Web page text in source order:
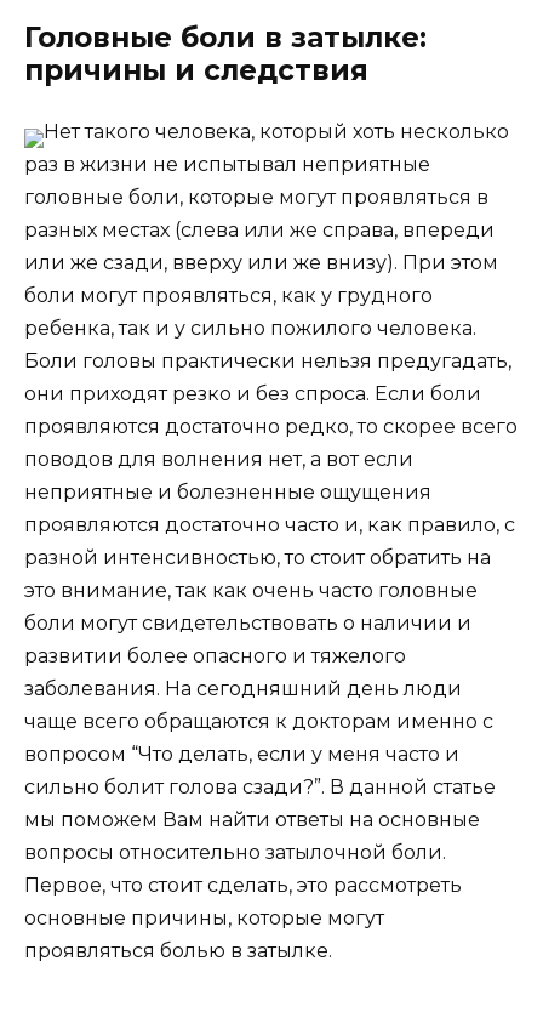
Головные боли в затылке:
причины и следствия
Нет такого человека, который хоть несколько
раз в жизни не испытывал неприятные
головные боли, которые могут проявляться в
разных местах (слева или же справа, впереди
или же сзади, вверху или же внизу). При этом
боли могут проявляться, как у грудного
ребенка, так и у сильно пожилого человека.
Боли головы практически нельзя предугадать,
они приходят резко и без спроса. Если боли
проявляются достаточно редко, то скорее всего
поводов для волнения нет, а вот если
неприятные и болезненные ощущения
проявляются достаточно часто и, как правило, с
разной интенсивностью, то стоит обратить на
это внимание, так как очень часто головные
боли могут свидетельствовать о наличии и
развитии более опасного и тяжелого
заболевания. На сегодняшний день люди
чаще всего обращаются к докторам именно с
вопросом “Что делать, если у меня часто и
сильно болит голова сзади?”. В данной статье
мы поможем Вам найти ответы на основные
вопросы относительно затылочной боли.
Первое, что стоит сделать, это рассмотреть
основные причины, которые могут
проявляться болью в затылке.